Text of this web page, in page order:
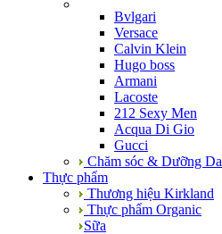
Bvlgari
Versace
Calvin Klein
Hugo boss
Armani
Lacoste
212 Sexy Men
Acqua Di Gio
Gucci
Chăm sóc & Dưỡng Da
Thực phẩm
Thương hiệu Kirkland
Thực phẩm Organic
Sữa